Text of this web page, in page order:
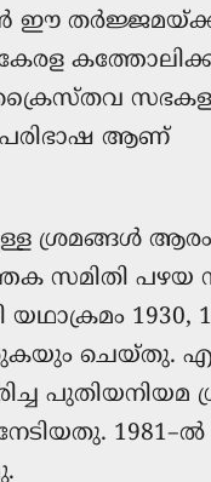
ഈ
ക്രൈസ്തവ
ആണ്
ശ്രമങ്ങൾ
സമിതി പഴയ
1930,
ചെയ്തു.
പുതിയനിയമ